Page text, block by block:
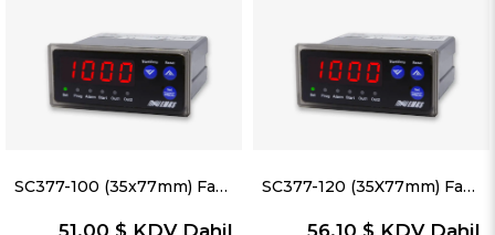
SC377-100 (35x77mm) Fark Sıcaklık Kontrol Cihazı
51.00 $ KDV Dahil
SC377-120 (35X77mm) Fark Sıcaklık Kontrol Cihazı + Termostat
56.10 $ KDV Dahil